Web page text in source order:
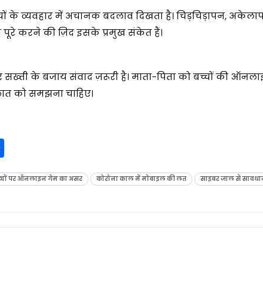
के व्यवहार में अचानक बदलाव दिखता है। चिड़चिड़ापन,
पूरे करने की ज़िद इसके प्रमुख संकेत हैं।
सख्ती के बजाय संवाद ज़रूरी है। माता-पिता को बच्चों की
को समझना चाहिए।
पर ऑनलाइन गेम का असर कोरोना काल में मोबाइल की लत साइबर जाल से